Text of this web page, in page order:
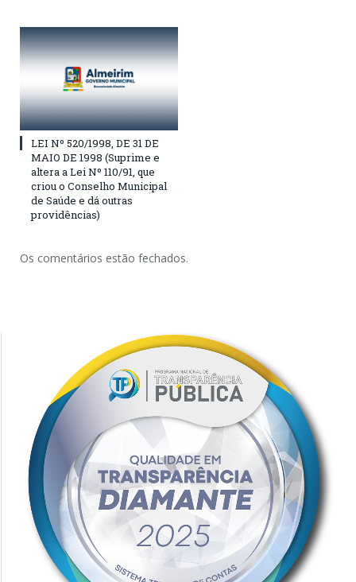
LEI Nº 520/1998, DE 31 DE
MAIO DE 1998 (Suprime e
altera a Lei Nº 110/91, que
criou o Conselho Municipal
de Saúde e dá outras
providências)
Os comentários estão fechados.